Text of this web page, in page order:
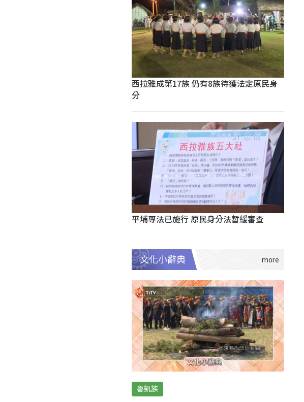
西拉雅成第17族 仍有8族待獲法定原民身
分
平埔專法已施行 原民身分法暫緩審查
文化小辭典
魯凱族